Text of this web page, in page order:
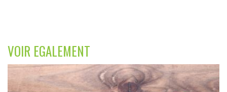
VOIR EGALEMENT